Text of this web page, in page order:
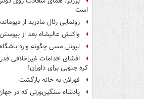
است
رونمایی رئال مادرید از
واکنش عالیشاه بعد از
لیونل مسی چگونه وارد
افشای اقدامات غیراخلاقی
کره جنوبی برای داوران!
فورلان به خانه بازگشت
پادشاه سنگین‌وزنی که در